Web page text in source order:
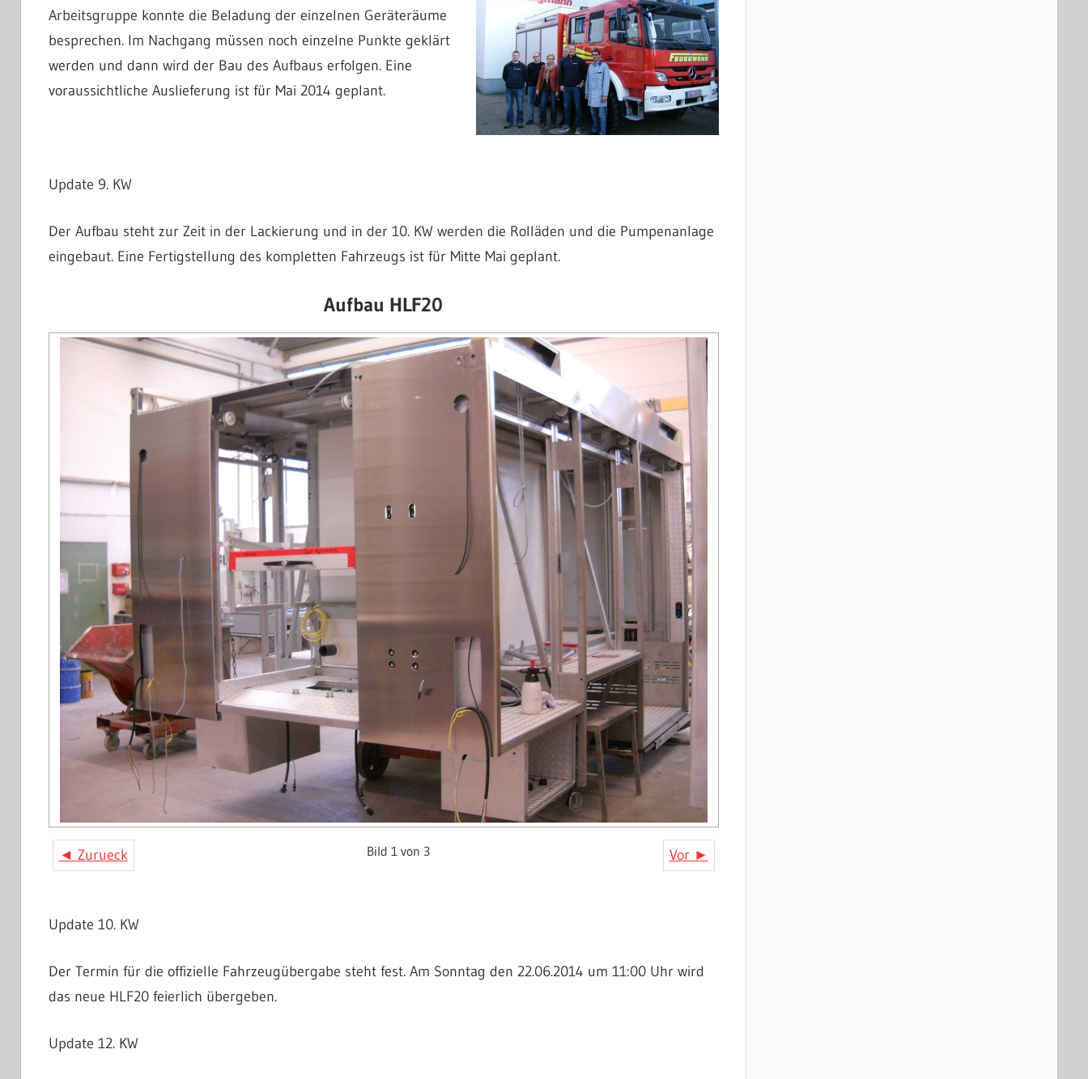
Arbeitsgruppe konnte die Beladung der einzelnen Geräteräume
besprechen. Im Nachgang müssen noch einzelne Punkte geklärt
werden und dann wird der Bau des Aufbaus erfolgen. Eine
voraussichtliche Auslieferung ist für Mai 2014 geplant.
Update 9. KW
Der Aufbau steht zur Zeit in der Lackierung und in der 10. KW werden die Rolläden und die Pumpenanlage
eingebaut. Eine Fertigstellung des kompletten Fahrzeugs ist für Mitte Mai geplant.
Aufbau HLF20
◄ Zurueck Vor ►
Bild 1 von 3
Update 10. KW
Der Termin für die offizielle Fahrzeugübergabe steht fest. Am Sonntag den 22.06.2014 um 11:00 Uhr wird
das neue HLF20 feierlich übergeben.
Update 12. KW